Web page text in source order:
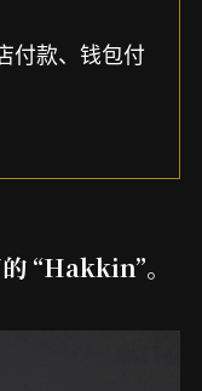
付款、钱包付
“Hakkin”。